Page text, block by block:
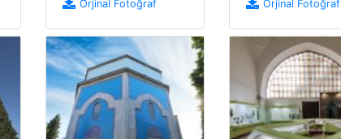
Orjinal Fotoğraf Orjinal Fotoğraf